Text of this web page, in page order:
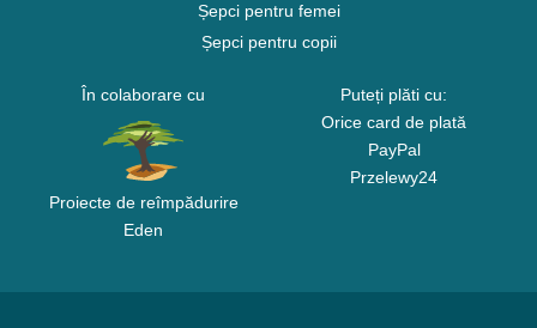
Șepci pentru femei
Șepci pentru copii
În colaborare cu
Proiecte de reîmpădurire
Eden
Puteți plăti cu:
Orice card de plată
PayPal
Przelewy24